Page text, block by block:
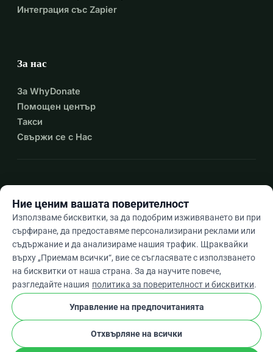
Интеграция със Zapier
За нас
За WhyDonate
Помощен център
Такси
Свържи се с Нас
Bgarrow_drop_down
★★★★★4,9 / 5 въз основа на 500+ отзива
WhyDonate
Общи условия
Настройки На Бисквитките
Ние ценим вашата поверителност
Използваме бисквитки, за да подобрим изживяването ви при
сърфиране, да предоставяме персонализирани реклами или
съдържание и да анализираме нашия трафик. Щраквайки
върху „Приемам всички“, вие се съгласявате с използването
на бисквитки от наша страна. За да научите повече,
разгледайте нашия политика за поверителност и бисквитки.
Управление на предпочитанията
Отхвърляне на всички